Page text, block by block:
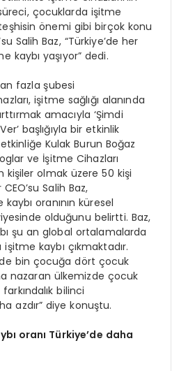
çocuklarda işitme
önemi gibi birçok konu
Salih Baz, “Türkiye’de her
kaybı yaşıyor” dedi.
fazla şubesi
işitme sağlığı alanında
amacıyla ‘Şimdi
başlığıyla bir etkinlik
Kulak Burun Boğaz
ve İşitme Cihazları
kişiler olmak üzere 50 kişi
Salih Baz,
oranının küresel
olduğunu belirtti. Baz,
şu an global ortalamalarda
kaybı çıkmaktadır.
bin çocuğa dört çocuk
nazaran ülkemizde çocuk
bilinci
azdır” diye konuştu.
oranı Türkiye’de daha